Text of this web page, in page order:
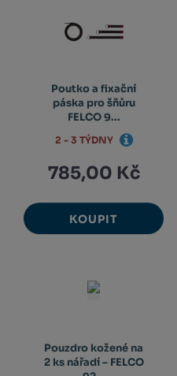
Poutko a fixační
páska pro šňůru
FELCO 9...
785,00 Kč
KOUPIT
2 - 3 TÝDNY
Pouzdro kožené na
2 ks nářadí – FELCO